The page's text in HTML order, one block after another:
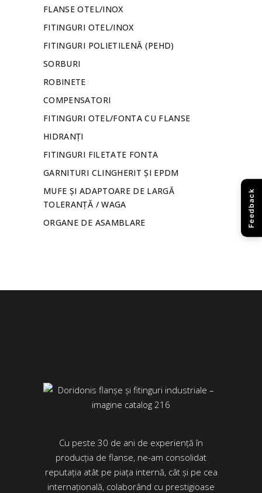
FLANSE OTEL/INOX
FITINGURI OTEL/INOX
FITINGURI POLIETILENĂ (PEHD)
SORBURI
ROBINETE
COMPENSATORI
FITINGURI OTEL/FONTA CU FLANSE
HIDRANȚI
FITINGURI FILETATE FONTA
GARNITURI CLINGHERIT ȘI EPDM
MUFE ȘI ADAPTOARE DE LARGĂ
TOLERANȚĂ / WAGA
ORGANE DE ASAMBLARE
Cu peste 30 de ani de experiență în
producția de flanse, ne-am consolidat
reputația atât pe piața internă, cât și pe cea
internațională, colaborând cu prestigioase
Feedback